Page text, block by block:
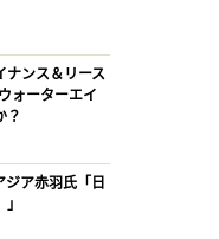
ナンス＆リース
ォーターエイ
？
ジア赤羽氏「日